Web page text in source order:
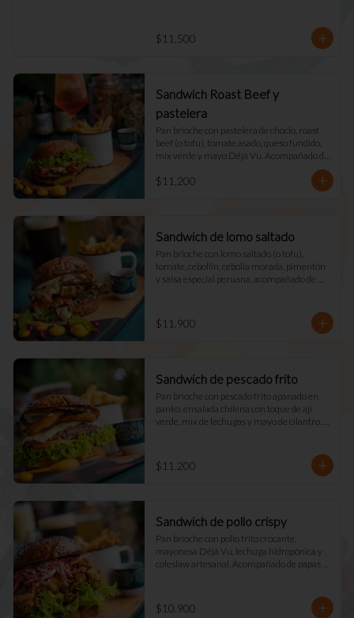
$11.500
Sandwich Roast Beef y
pastelera
Pan brioche con pastelera de choclo, roast
beef (o tofu), tomate asado, queso fundido,
mix verde y mayo Déjà Vu. Acompañado de
$11.200
Sandwich de lomo saltado
Pan brioche con lomo saltado (o tofu),
tomate, cebollín, cebolla morada, pimentón
y salsa especial peruana, acompañado de
salsa.
$11.900
Sandwich de pescado frito
Pan brioche con pescado frito apanado en
panko, ensalada chilena con toque de ají
verde, mix de lechugas y mayo de cilantro.
$11.200
Sandwich de pollo crispy
Pan brioche con pollo frito crocante,
mayonesa Déjà Vu, lechuga hidropónica y
coleslaw artesanal. Acompañado de papas
$10.900